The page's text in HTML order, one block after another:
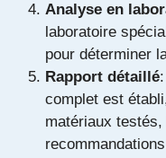
Analyse en
laboratoire
pour déterminer
Rapport détaillé
complet est
matériaux